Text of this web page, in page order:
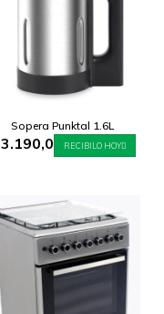
Sopera Punktal 1.6L
3.190,0 RECIBILO HOY